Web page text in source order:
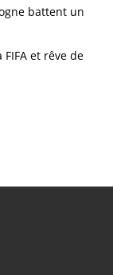
battent un
et rêve de